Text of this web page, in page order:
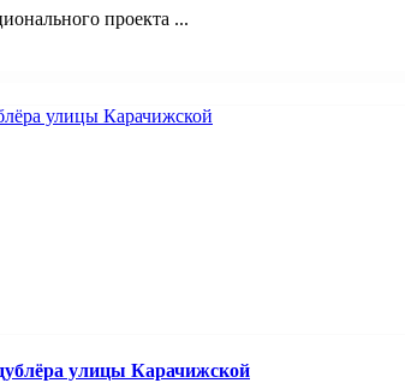
проекта ...
улицы Карачижской